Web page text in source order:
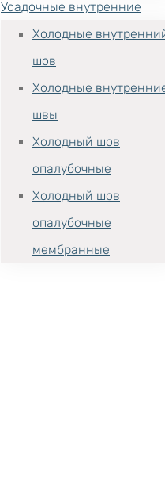
Усадочные внутренние
Холодные
шов
Холодные
швы
Холодный шов
опалубочные
Холодный шов
опалубочные
мембранные